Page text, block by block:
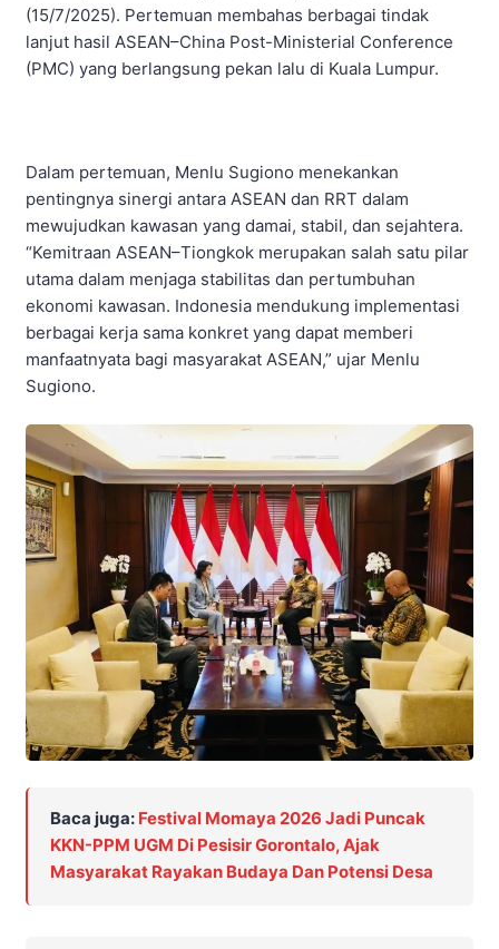
(15/7/2025). Pertemuan membahas berbagai tindak
lanjut hasil ASEAN–China Post-Ministerial Conference
(PMC) yang berlangsung pekan lalu di Kuala Lumpur.
Dalam pertemuan, Menlu Sugiono menekankan
pentingnya sinergi antara ASEAN dan RRT dalam
mewujudkan kawasan yang damai, stabil, dan sejahtera.
“Kemitraan ASEAN–Tiongkok merupakan salah satu pilar
utama dalam menjaga stabilitas dan pertumbuhan
ekonomi kawasan. Indonesia mendukung implementasi
berbagai kerja sama konkret yang dapat memberi
manfaatnyata bagi masyarakat ASEAN,” ujar Menlu
Sugiono.
Baca juga: Festival Momaya 2026 Jadi Puncak
KKN-PPM UGM Di Pesisir Gorontalo, Ajak
Masyarakat Rayakan Budaya Dan Potensi Desa